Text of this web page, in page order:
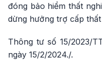
đóng bảo hiểm thất
dừng hưởng trợ cấp thất
Thông tư số 15/2023/
ngày 15/2/2024./.